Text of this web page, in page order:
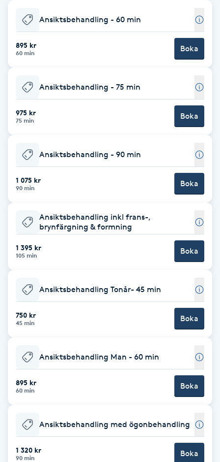
Babylights
Balayage
Barber
BIAB
Blowout
Brynfärgning
Brynplockning
Bröllopsuppsättning
C
Celluliter
Coachning
Ansiktsbehandling - 60 min
895 kr
60 min Boka
Ansiktsbehandling - 75 min
975 kr
75 min Boka
Ansiktsbehandling - 90 min
1 075 kr
90 min Boka
Ansiktsbehandling inkl frans-,
brynfärgning & formning
1 395 kr
105 min Boka
Ansiktsbehandling Tonår- 45 min
750 kr
45 min Boka
Ansiktsbehandling Man - 60 min
895 kr
60 min Boka
Ansiktsbehandling med ögonbehandling
1 320 kr
90 min Boka